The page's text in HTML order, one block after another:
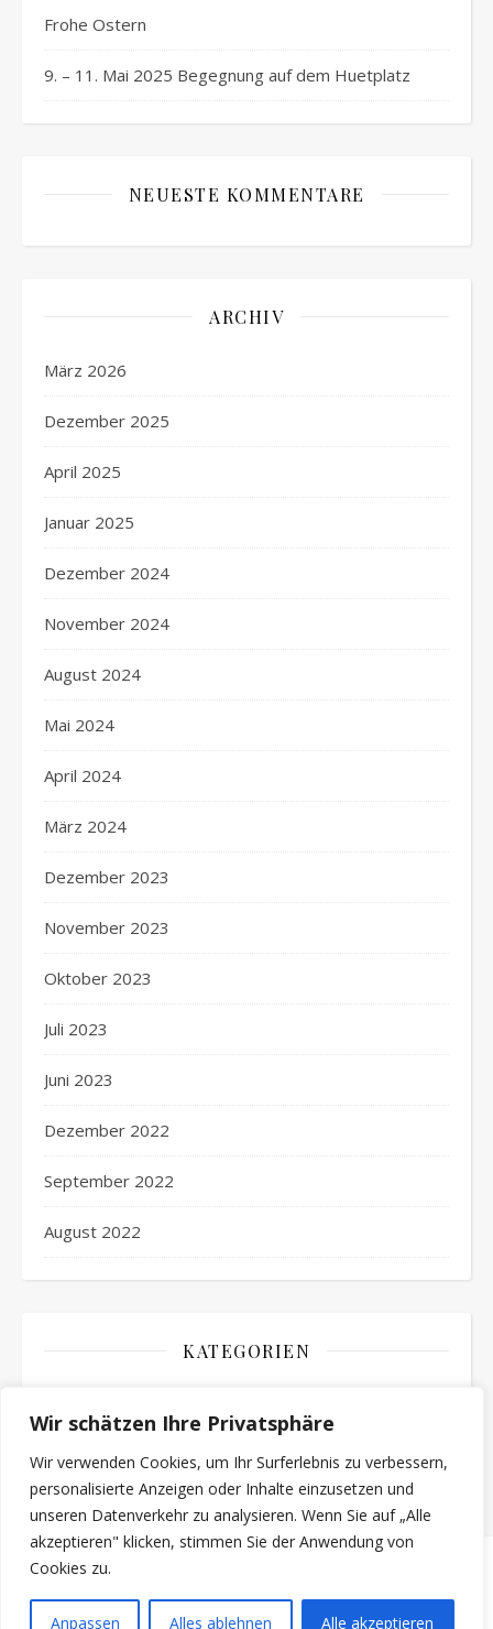
Wir schätzen Ihre Privatsphäre
Wir verwenden Cookies, um Ihr Surferlebnis zu verbessern,
personalisierte Anzeigen oder Inhalte einzusetzen und
unseren Datenverkehr zu analysieren. Wenn Sie auf „Alle
akzeptieren" klicken, stimmen Sie der Anwendung von
Cookies zu.
Anpassen Alles ablehnen Alle akzeptieren
Frohe Ostern
9. – 11. Mai 2025 Begegnung auf dem Huetplatz
NEUESTE KOMMENTARE
ARCHIV
März 2026
Dezember 2025
April 2025
Januar 2025
Dezember 2024
November 2024
August 2024
Mai 2024
April 2024
März 2024
Dezember 2023
November 2023
Oktober 2023
Juli 2023
Juni 2023
Dezember 2022
September 2022
August 2022
KATEGORIEN
Veranstaltungen
Impressum Datenschutzerklärung
Ashe Theme vonWP